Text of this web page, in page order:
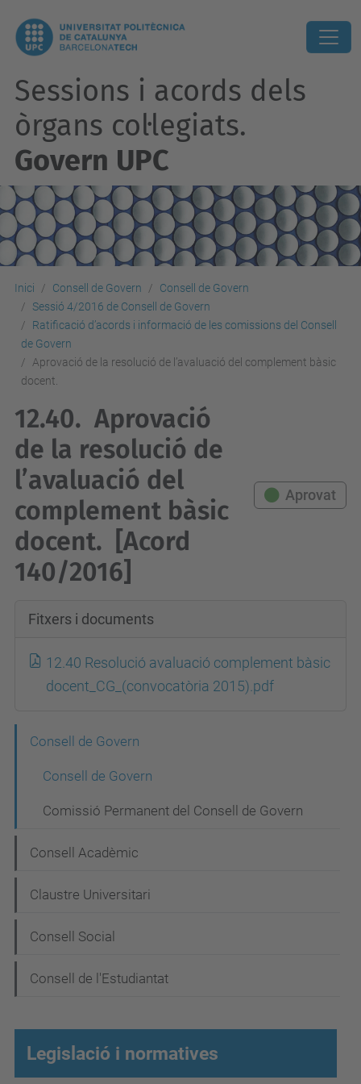
Sessions i acords dels
òrgans col·legiats.
Govern UPC
Inici Consell de Govern
Consell de Govern
Sessió 4/2016 de Consell de Govern
Ratificació d’acords i informació de les comissions del Consell
de Govern
Aprovació de la resolució de l’avaluació del complement bàsic
docent.
12.40. Aprovació
de la resolució de
l’avaluació del
complement bàsic
docent.
[Acord
140/2016]
Aprovat
Fitxers i documents
12.40 Resolució avaluació complement bàsic
docent_CG_(convocatòria 2015).pdf
e
a
c
ó
Consell de Govern
Consell de Govern
Comissió Permanent del Consell de Govern
Consell Acadèmic
Claustre Universitari
Consell Social
Consell de l'Estudiantat
Legislació i normatives